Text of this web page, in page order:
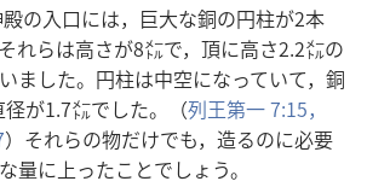
の​入口​に​は，巨大​な​銅​の​円柱​が​2​本​
れら​は​高さ​が​8​㍍​で，頂​に​高さ​2.2​㍍​の​
まし​た。円柱​は​中空​に​なっ​て​い​て，銅​
が​1.7​㍍​でし​た。（列王​第​一 7:15，
）それら​の​物​だけ​で​も，造る​の​に​必要​
量​に​上っ​た​こと​でしょ​う。